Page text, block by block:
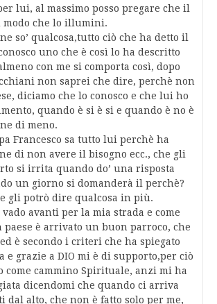
lui, al massimo posso pregare che il
che lo illumini.
so’ qualcosa,tutto ciò che ha detto il
uno che è così lo ha descritto
con me si comporta così, dopo
non saprei che dire, perchè non
diciamo che lo conosco e che lui ho
quando è si è si e quando è no è
di meno.
Francesco sa tutto lui perchè ha
di non avere il bisogno ecc., che gli
si irrita quando do’ una risposta
un giorno si domanderà il perchè?
gli potrò dire qualcosa in più.
avanti per la mia strada e come
paese è arrivato un buon parroco, che
è secondo i criteri che ha spiegato
e grazie a DIO mi è di supporto,per ciò
come cammino Spirituale, anzi mi ha
dicendomi che quando ci arriva
dal alto, che non è fatto solo per me,